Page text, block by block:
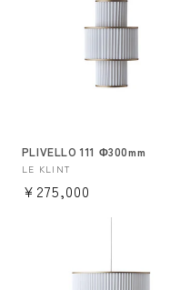
PLIVELLO 111 Φ300mm
販
売
LE KLINT
通
¥275,000